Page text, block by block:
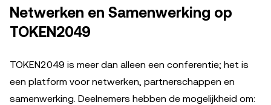
Netwerken en Samenwerking op
TOKEN2049
TOKEN2049 is meer dan alleen een conferentie; het is
een platform voor netwerken, partnerschappen en
samenwerking. Deelnemers hebben de mogelijkheid om: